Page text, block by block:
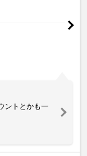
ントとかも一